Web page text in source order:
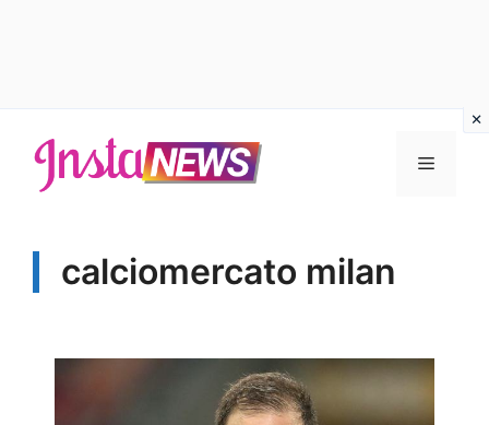
contenuto
Menu
calciomercato milan